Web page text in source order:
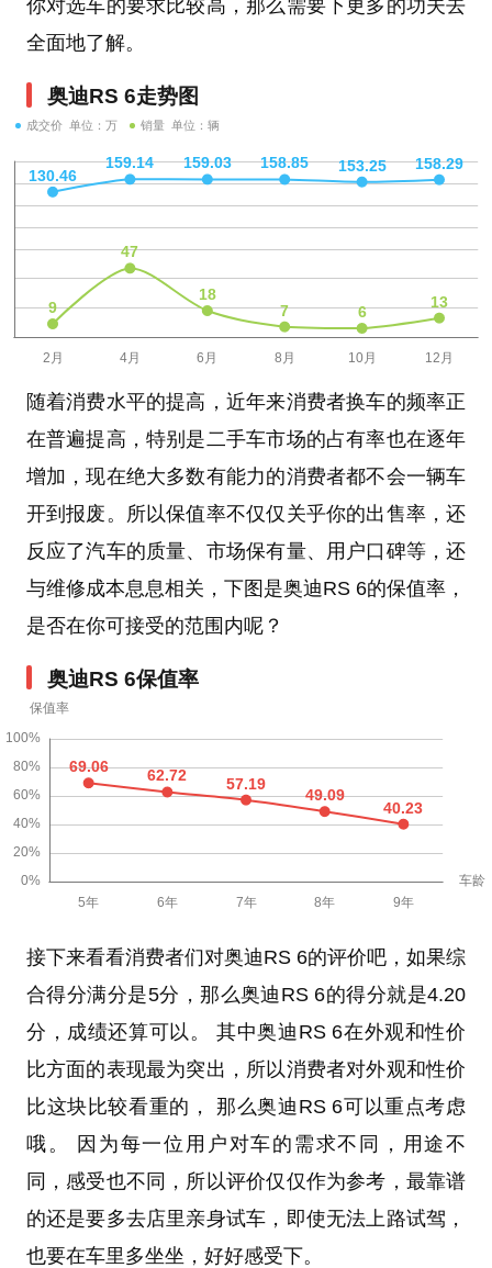
你对选车的要求比较高，那么需要下更多的功夫去
全面地了解。
奥迪RS 6走势图
成交价 单位：万 销量 单位：辆
随着消费水平的提高，近年来消费者换车的频率正
在普遍提高，特别是二手车市场的占有率也在逐年
增加，现在绝大多数有能力的消费者都不会一辆车
开到报废。所以保值率不仅仅关乎你的出售率，还
反应了汽车的质量、市场保有量、用户口碑等，还
与维修成本息息相关，下图是奥迪RS 6的保值率，
是否在你可接受的范围内呢？
奥迪RS 6保值率
接下来看看消费者们对奥迪RS 6的评价吧，如果综
合得分满分是5分，那么奥迪RS 6的得分就是4.20
分，成绩还算可以。 其中奥迪RS 6在外观和性价
比方面的表现最为突出，所以消费者对外观和性价
比这块比较看重的， 那么奥迪RS 6可以重点考虑
哦。 因为每一位用户对车的需求不同，用途不
同，感受也不同，所以评价仅仅作为参考，最靠谱
的还是要多去店里亲身试车，即使无法上路试驾，
也要在车里多坐坐，好好感受下。